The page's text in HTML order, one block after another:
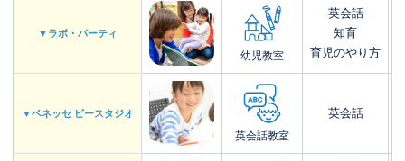
▼ラボ・パーティ
幼児教室
英会話
知育
育児のやり方
▼ベネッセ ビースタジオ
英会話教室
英会話